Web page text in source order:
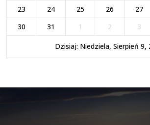
23
24 25 26 27
30
31 1 2 3
Dzisiaj: Niedziela, Sierpień 9,